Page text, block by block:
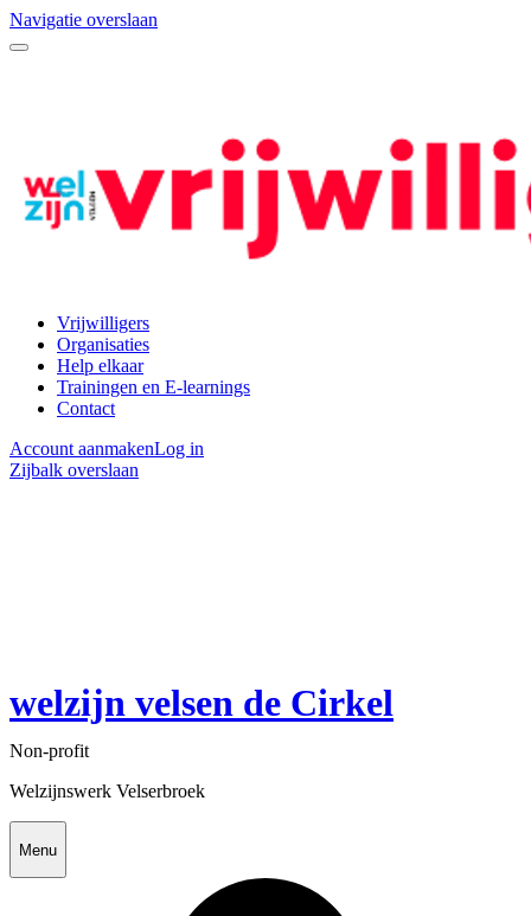
Navigatie overslaan
Vrijwilligers
Organisaties
Help elkaar
Trainingen en E-learnings
Contact
Account aanmakenLog in
Zijbalk overslaan
welzijn velsen de Cirkel
Non-profit
Welzijnswerk Velserbroek
Menu